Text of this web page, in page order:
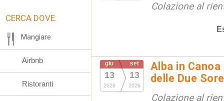
Colazione al
giu
13
2026
set
13
2026
Alba in
delle Due
Colazione al
CERCA DOVE:
Mangiare
Airbnb
Ristoranti